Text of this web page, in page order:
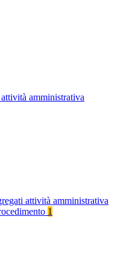
amministrativa
attività amministrativa
1